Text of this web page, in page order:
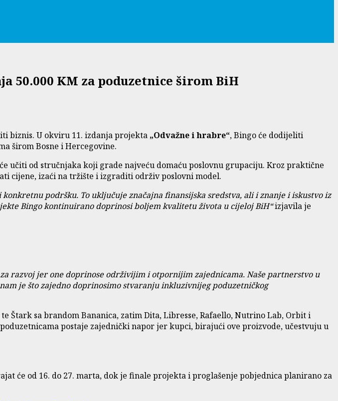
50.000 KM za poduzetnice širom BiH
biznis. U okviru 11. izdanja projekta „Odvažne i hrabre“, Bingo će dodijeliti
širom Bosne i Hercegovine.
učiti od stručnjaka koji grade najveću domaću poslovnu grupaciju. Kroz praktične
cijene, izaći na tržište i izgraditi održiv poslovni model.
podršku. To uključuje značajna finansijska sredstva, ali i znanje i iskustvo iz
Bingo kontinuirano doprinosi boljem kvalitetu života u cijeloj BiH“izjavila je
razvoj jer one doprinose održivijim i otpornijim zajednicama. Naše partnerstvo u
je što zajedno doprinosimo stvaranju inkluzivnijeg poduzetničkog
Štark sa brandom Bananica, zatim Dita, Libresse, Rafaello, Nutrino Lab, Orbit i
postaje zajednički napor jer kupci, birajući ove proizvode, učestvuju u
će od 16. do 27. marta, dok je finale projekta i proglašenje pobjednica planirano za